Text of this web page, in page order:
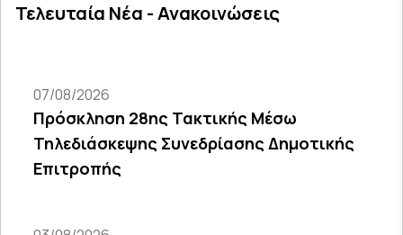
Τελευταία Νέα - Ανακοινώσεις
07/08/2026
Πρόσκληση 28ης Τακτικής Μέσω
Τηλεδιάσκεψης Συνεδρίασης Δημοτικής
Επιτροπής